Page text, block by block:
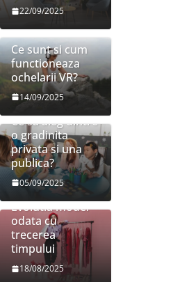
22/09/2025
Ce sunt si cum
functioneaza
ochelarii VR?
14/09/2025
Ce sa aleg dintre
o gradinita
privata si una
publica?
05/09/2025
Evolutia modei
odata cu
trecerea
timpului
18/08/2025